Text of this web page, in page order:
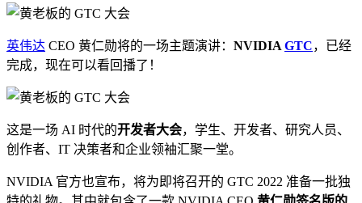
英伟达 CEO 黄仁勋将的一场主题演讲： NVIDIA GTC，已经
完成，现在可以看回播了！
这是一场 AI 时代的开发者大会，学生、开发者、研究人员、
创作者、IT 决策者和企业领袖汇聚一堂。
NVIDIA 官方也宣布，将为即将召开的 GTC 2022 准备一批独